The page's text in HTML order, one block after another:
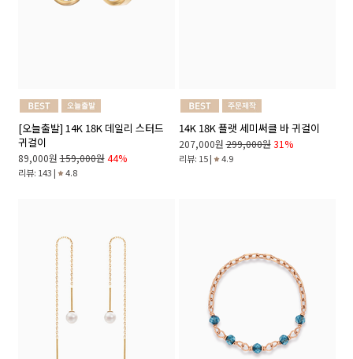
[오늘출발] 14K 18K 데일리 스터드
귀걸이
89,000원 159,000원 44%
리뷰: 143 | 4.8
14K 18K 플랫 세미써클 바 귀걸이
207,000원 299,000원 31%
리뷰: 15 | 4.9